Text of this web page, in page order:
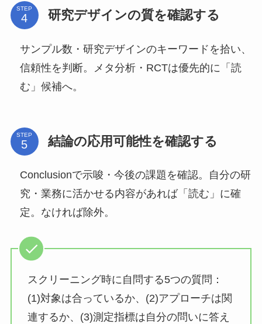
STEP 研究デザインの質を確認する
サンプル数・研究デザインのキーワードを拾い、
信頼性を判断。メタ分析・RCTは優先的に「読
む」候補へ。
STEP 結論の応用可能性を確認する
Conclusionで示唆・今後の課題を確認。自分の研
究・業務に活かせる内容があれば「読む」に確
定。なければ除外。
スクリーニング時に自問する5つの質問：
(1)対象は合っているか、(2)アプローチは関
連するか、(3)測定指標は自分の問いに答え